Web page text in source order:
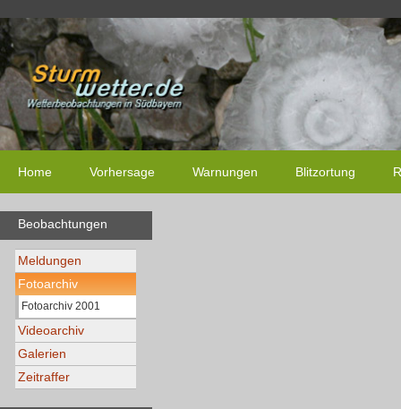
Home Vorhersage Warnungen Blitzortung
Beobachtungen
Meldungen
Fotoarchiv
Fotoarchiv 2001
Videoarchiv
Galerien
Zeitraffer